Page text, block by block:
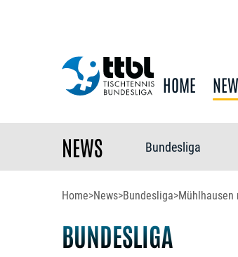
HOME
NEWS Bundesliga
Home>News>Bundesliga>
BUNDESLIGA